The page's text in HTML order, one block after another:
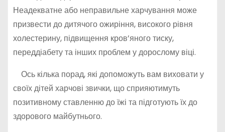
Неадекватне або неправильне харчування може
призвести до дитячого ожиріння, високого рівня
холестерину, підвищення кров’яного тиску,
переддіабету та інших проблем у дорослому віці.
Ось кілька порад, які допоможуть вам виховати у
своїх дітей харчові звички, що сприяютимуть
позитивному ставленню до їжі та підготують їх до
здорового майбутнього.